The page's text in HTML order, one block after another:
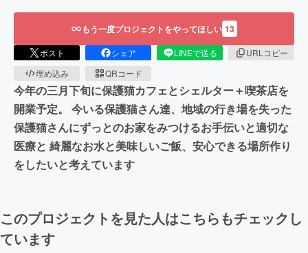
もう一度プロジェクトをやってほしい 13
ポスト シェア LINEで送る
URLコピー
埋め込み
QRコード
今年の三月下旬に保護猫カフェとシェルター＋喫茶店を
開業予定。 今いる保護猫さん達、地域の行き場を失った
保護猫さんにずっとのお家をみつけるお手伝いと適切な
医療と 綺麗なお水と美味しいご飯、安心できる場所作り
をしたいと考えています
このプロジェクトを見た人はこちらもチェックし
ています